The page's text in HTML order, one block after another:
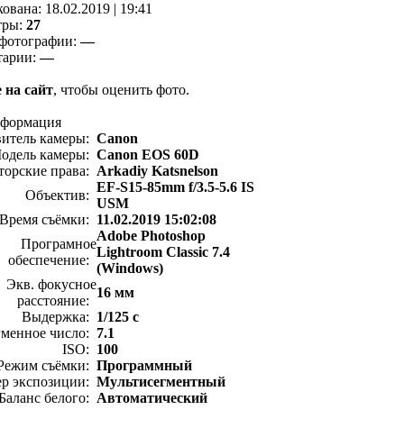
18.02.2019 | 19:41
27
—
—
на сайт, чтобы оценить фото.
камеры: Canon
камеры: Canon EOS 60D
права: Arkadiy Katsnelson
Объектив:
EF-S15-85mm f/3.5-5.6 IS
USM
Время съёмки: 11.02.2019 15:02:08
Програмное
обеспечение:
Adobe Photoshop
Lightroom Classic 7.4
(Windows)
Экв. фокусное
расстояние:
16 мм
Выдержка: 1/125 с
число: 7.1
ISO: 100
съёмки: Программный
экспозиции: Мультисегментный
белого: Автоматический